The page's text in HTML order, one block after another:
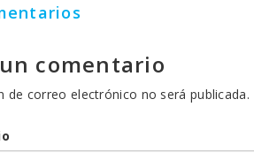
comentario
de correo electrónico no será publicada.